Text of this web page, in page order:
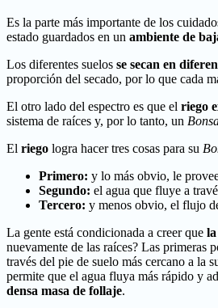
Es la parte más importante de los
estado guardados en un ambiente de
Los diferentes suelos se secan en
proporción del secado, por lo que cada
El otro lado del espectro es que el riego
sistema de raíces y, por lo tanto, un
El riego logra hacer tres cosas para su
Primero: y lo más obvio, le
Segundo: el agua que fluye a
Tercero: y menos obvio, el flujo
La gente está condicionada a creer que
nuevamente de las raíces? Las primeras
través del pie de suelo más cercano a la
permite que el agua fluya más rápido y
densa masa de follaje.